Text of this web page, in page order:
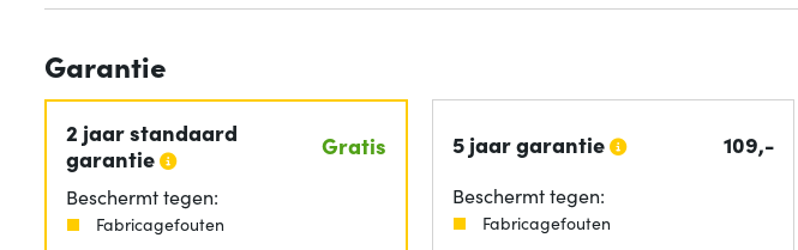
Garantie
2 jaar standaard
garantie
Gratis
Beschermt tegen:
Fabricagefouten
5 jaar garantie 109,-
Beschermt tegen:
Fabricagefouten